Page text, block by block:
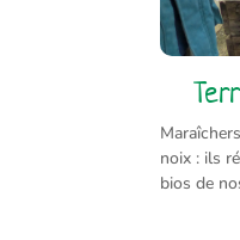
noix : ils
bios de